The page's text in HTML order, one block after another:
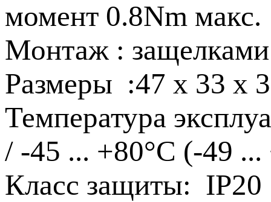
момент 0.8Nm макс.
Монтаж :
Размеры :47 x 33 x
Температура
/ -45 ... +80°C (-49 ...
Класс защиты: IP20